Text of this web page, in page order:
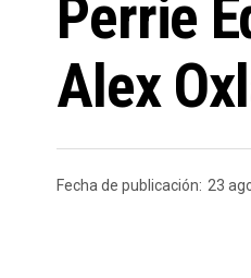
Perrie
Alex
Fecha de publicación: 23